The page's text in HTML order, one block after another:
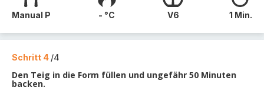
Manual P - °C V6 1 Min.
Schritt 4 /4
Den Teig in die Form füllen und ungefähr 50 Minuten
backen.